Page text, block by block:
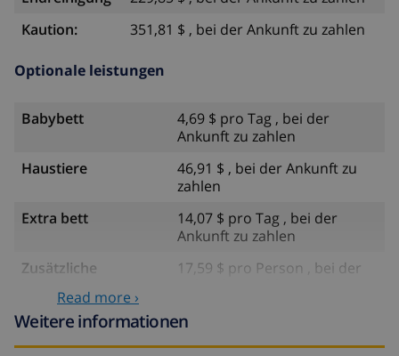
Kaution:
351,81 $ , bei der Ankunft zu zahlen
Optionale leistungen
Babybett
4,69 $ pro Tag , bei der
Ankunft zu zahlen
Haustiere
46,91 $ , bei der Ankunft zu
zahlen
Extra bett
14,07 $ pro Tag , bei der
Ankunft zu zahlen
Zusätzliche
17,59 $ pro Person , bei der
Zusätzliche
8,80 $ pro Person , bei der
Read more ›
Weitere informationen